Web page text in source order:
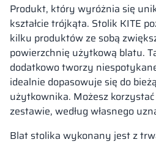
Produkt, który wyróżnia się
kształcie trójkąta. Stolik KITE
kilku produktów ze sobą
powierzchnię użytkową blatu.
dodatkowo tworzy
idealnie dopasowuje się do
użytkownika. Możesz
zestawie, według własnego
Blat stolika wykonany jest z